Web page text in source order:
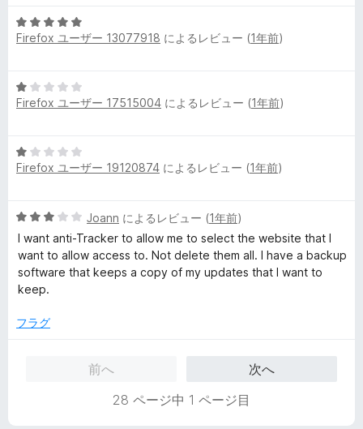
価
中
5
価
5
段
5
の
Firefox ユーザー 13077918 によるレビュー (1年前)
5
段
1
の
Firefox ユーザー 17515004 によるレビュー (1年前)
5
段
1
の
評
価
Firefox ユーザー 19120874 によるレビュー (1年前)
5
段
階
中
3
評
Joann によるレビュー (1年前)
I want anti-Tracker to allow me to select the website that I
want to allow access to. Not delete them all. I have a backup
software that keeps a copy of my updates that I want to
keep.
フラグ
前へ
次へ
28 ページ中 1 ページ目